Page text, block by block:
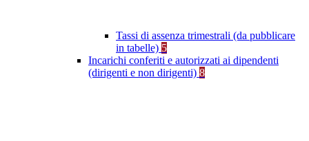
Tassi di assenza trimestrali (da pubblicare
in tabelle) 5
Incarichi conferiti e autorizzati ai dipendenti
(dirigenti e non dirigenti) 8